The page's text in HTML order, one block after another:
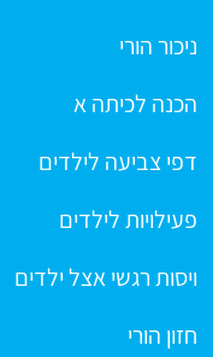
ניכור הורי
הכנה לכיתה א
דפי צביעה לילדים
פעילויות לילדים
ויסות רגשי אצל ילדים
חזון הורי